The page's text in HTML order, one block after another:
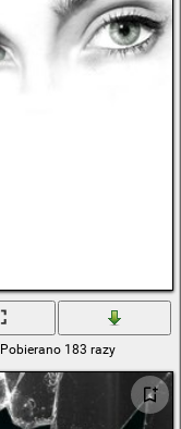
Pobierano 183 razy